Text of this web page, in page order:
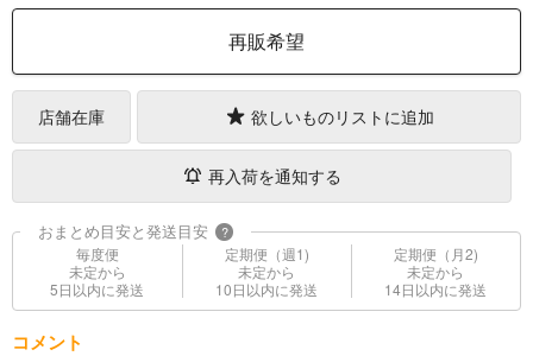
再販希望
店舗在庫 欲しいものリストに追加
再入荷を通知する
おまとめ目安と発送目安 ?
毎度便
未定から
5日以内に発送
定期便（週1)
未定から
10日以内に発送
定期便（月2)
未定から
14日以内に発送
コメント